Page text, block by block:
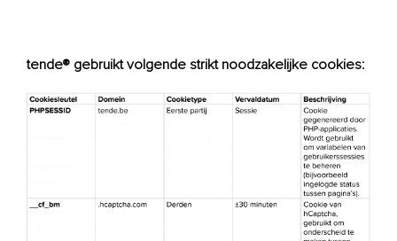
tende® gebruikt volgende strikt noodzakelijke cookies: